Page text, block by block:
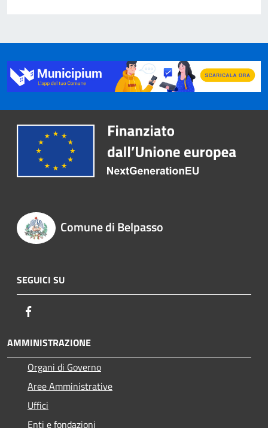
Comune di Belpasso
SEGUICI SU
AMMINISTRAZIONE
Organi di Governo
Aree Amministrative
Uffici
Enti e fondazioni